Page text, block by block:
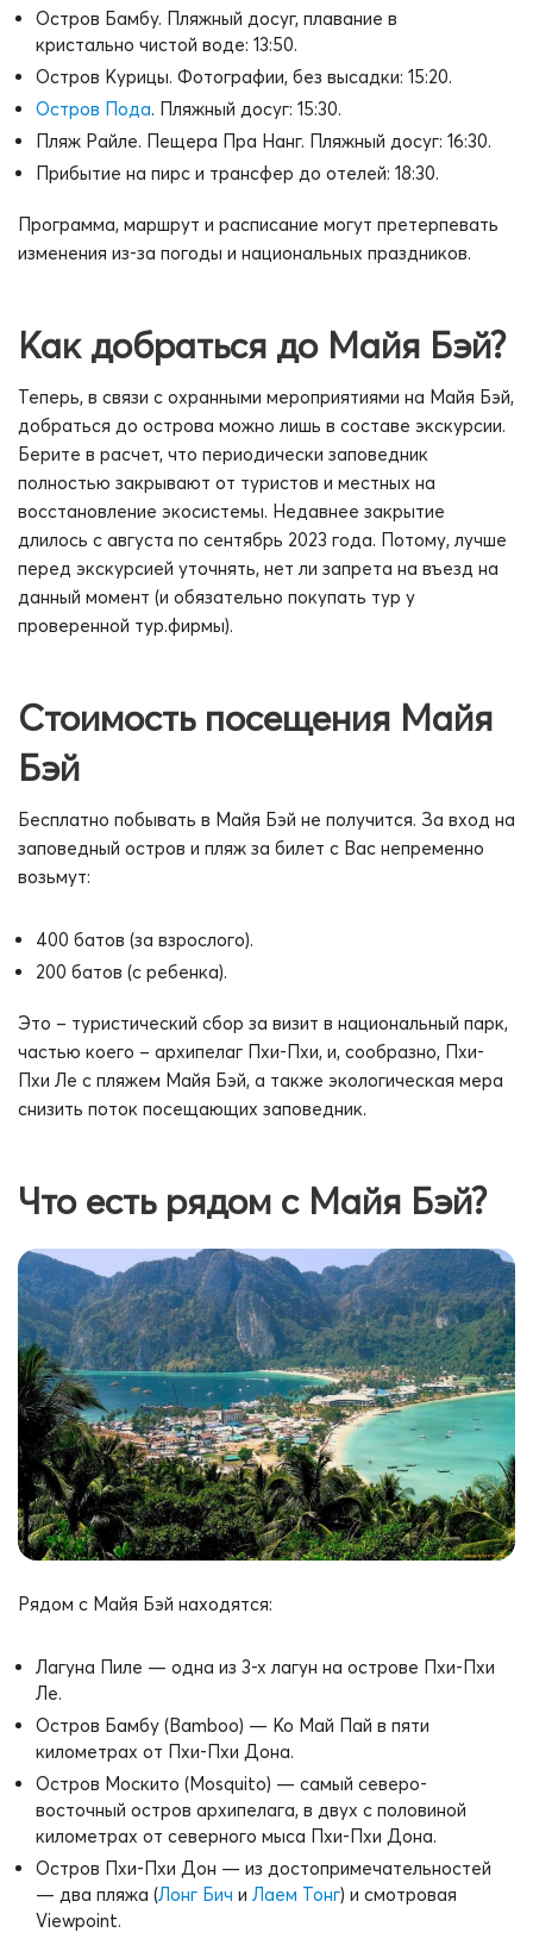
Остров Бамбу. Пляжный досуг, плавание в
кристально чистой воде: 13:50.
Остров Курицы. Фотографии, без высадки: 15:20.
Остров Пода. Пляжный досуг: 15:30.
Пляж Райле. Пещера Пра Нанг. Пляжный досуг: 16:30.
Прибытие на пирс и трансфер до отелей: 18:30.
Программа, маршрут и расписание могут претерпевать
изменения из-за погоды и национальных праздников.
Как добраться до Майя Бэй?
Теперь, в связи с охранными мероприятиями на Майя Бэй,
добраться до острова можно лишь в составе экскурсии.
Берите в расчет, что периодически заповедник
полностью закрывают от туристов и местных на
восстановление экосистемы. Недавнее закрытие
длилось с августа по сентябрь 2023 года. Потому, лучше
перед экскурсией уточнять, нет ли запрета на въезд на
данный момент (и обязательно покупать тур у
проверенной тур.фирмы).
Стоимость посещения Майя
Бэй
Бесплатно побывать в Майя Бэй не получится. За вход на
заповедный остров и пляж за билет с Вас непременно
возьмут:
400 батов (за взрослого).
200 батов (с ребенка).
Это – туристический сбор за визит в национальный парк,
частью коего – архипелаг Пхи-Пхи, и, сообразно, Пхи-
Пхи Ле с пляжем Майя Бэй, а также экологическая мера
снизить поток посещающих заповедник.
Что есть рядом с Майя Бэй?
Рядом с Майя Бэй находятся:
Лагуна Пиле — одна из 3-х лагун на острове Пхи-Пхи
Ле.
Остров Бамбу (Bamboo) — Ко Май Пай в пяти
километрах от Пхи-Пхи Дона.
Остров Москито (Mosquito) — самый северо-
восточный остров архипелага, в двух с половиной
километрах от северного мыса Пхи-Пхи Дона.
Остров Пхи-Пхи Дон — из достопримечательностей
— два пляжа (Лонг Бич и Лаем Тонг) и смотровая
Viewpoint.